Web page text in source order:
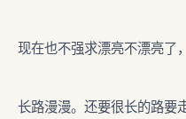
现在也不强求漂亮不漂亮了
长路漫漫。还要很长的路要